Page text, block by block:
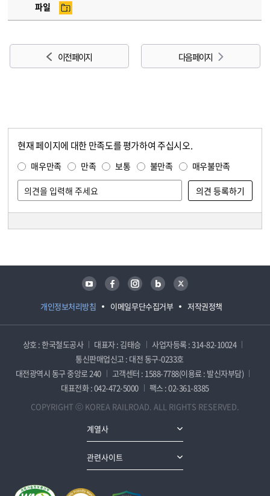
파일
이전 페이지 다음 페이지
현재 페이지에 대한 만족도를 평가하여 주십시오.
매우만족 만족 보통 불만족 매우불만족
개인정보처리방침 이메일무단수집거부 저작권정책
유튜브 페이스북 인스타그램 블로그 트위터
상호 : 한국철도공사 대표자 : 김태승
사업자등록 : 314-82-10024
통신판매업신고 : 대전 동구-0233호
대전광역시 동구 중앙로 240
고객센터 : 1588-7788(이용료 : 발신자부담)
대표전화 : 042-472-5000
팩스 : 02-361-8385
COPYRIGHT ⓒ KOREA RAILROAD. ALL RIGHTS RESERVED.
계열사
관련사이트